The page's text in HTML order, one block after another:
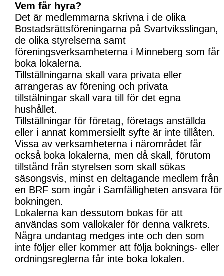
Vem får hyra?
Det är medlemmarna skrivna i de olika
Bostadsrättsföreningarna på Svartviksslingan,
de olika styrelserna samt
föreningsverksamheterna i Minneberg som får
boka lokalerna.
Tillställningarna skall vara privata eller
arrangeras av förening och privata
tillstälningar skall vara till för det egna
hushållet.
Tillställningar för företag, företags anställda
eller i annat kommersiellt syfte är inte tillåten.
Vissa av verksamheterna i närområdet får
också boka lokalerna, men då skall, förutom
tillstånd från styrelsen som skall sökas
säsongsvis, minst en deltagande medlem från
en BRF som ingår i Samfälligheten ansvara för
bokningen.
Lokalerna kan dessutom bokas för att
användas som vallokaler för denna valkrets.
Några undantag medges inte och den som
inte följer eller kommer att följa boknings- eller
ordningsreglerna får inte boka lokalen.